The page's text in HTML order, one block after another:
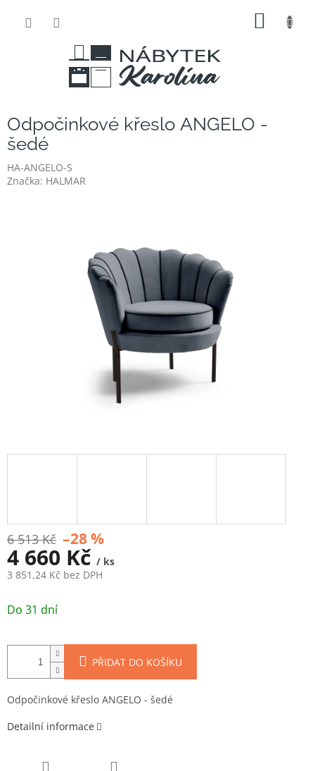
Odpočinkové křeslo ANGELO -
šedé
HA-ANGELO-S
Značka: HALMAR
6 513 Kč –28 %
4 660 Kč / ks
3 851,24 Kč bez DPH
cena:
Do 31 dní
PŘIDAT DO KOŠÍKU
Odpočinkové křeslo ANGELO - šedé
Detailní informace